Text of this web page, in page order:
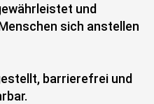
und
sich anstellen
barrierefrei und